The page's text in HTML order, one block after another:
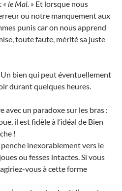
« le Mal. » Et lorsque nous
ou notre manquement aux
punis car on nous apprend
toute faute, mérité sa juste
Un bien qui peut éventuellement
durant quelques heures.
avec un paradoxe sur les bras :
il est fidèle à l’idéal de Bien
!
penche inexorablement vers le
ou fesses intactes. Si vous
vous à cette forme